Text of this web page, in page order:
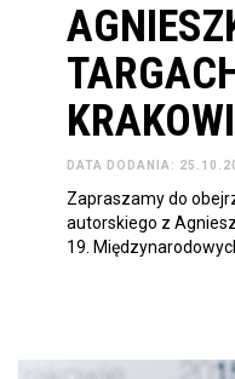
DATA DODANIA:
Zapraszamy do
autorskiego z
19.